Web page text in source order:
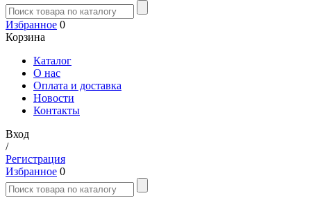
Избранное 0
Корзина
Каталог
О нас
Оплата и доставка
Новости
Контакты
Вход
/
Регистрация
Избранное 0